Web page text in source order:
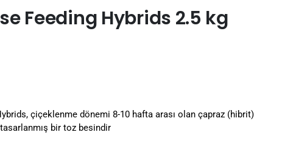
Feeding Hybrids 2.5 kg
çiçeklenme dönemi 8-10 hafta arası olan çapraz (hibrit)
bir toz besindir